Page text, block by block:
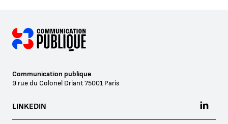
Communication publique
9 rue du Colonel Driant75001 Paris
LINKEDIN